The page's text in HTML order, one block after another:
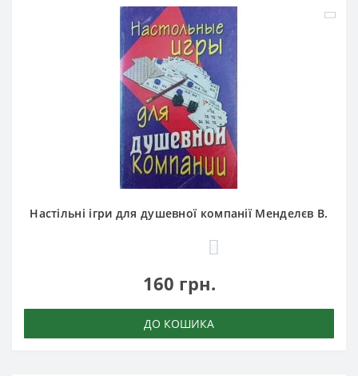
Настільні ігри для душевної компанії Менделєв В.
160 грн.
ДО КОШИКА